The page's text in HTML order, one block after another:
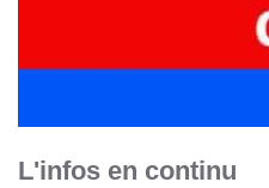
L'infos en continu